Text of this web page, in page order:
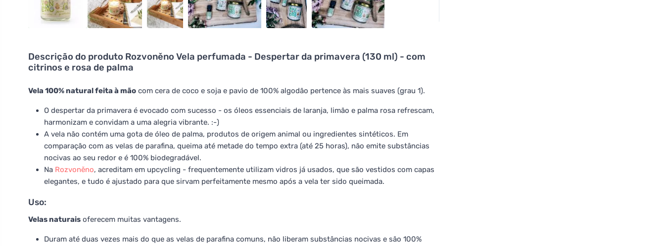
Descrição do produto Rozvoněno Vela perfumada - Despertar da primavera (130 ml) - com
citrinos e rosa de palma
Vela 100% natural feita à mão com cera de coco e soja e pavio de 100% algodão pertence às mais suaves (grau 1).
O despertar da primavera é evocado com sucesso - os óleos essenciais de laranja, limão e palma rosa refrescam,
harmonizam e convidam a uma alegria vibrante. :-)
A vela não contém uma gota de óleo de palma, produtos de origem animal ou ingredientes sintéticos. Em
comparação com as velas de parafina, queima até metade do tempo extra (até 25 horas), não emite substâncias
nocivas ao seu redor e é 100% biodegradável.
Na Rozvoněno, acreditam em upcycling - frequentemente utilizam vidros já usados, que são vestidos com capas
elegantes, e tudo é ajustado para que sirvam perfeitamente mesmo após a vela ter sido queimada.
Uso:
Velas naturais oferecem muitas vantagens.
Duram até duas vezes mais do que as velas de parafina comuns, não liberam substâncias nocivas e são 100%